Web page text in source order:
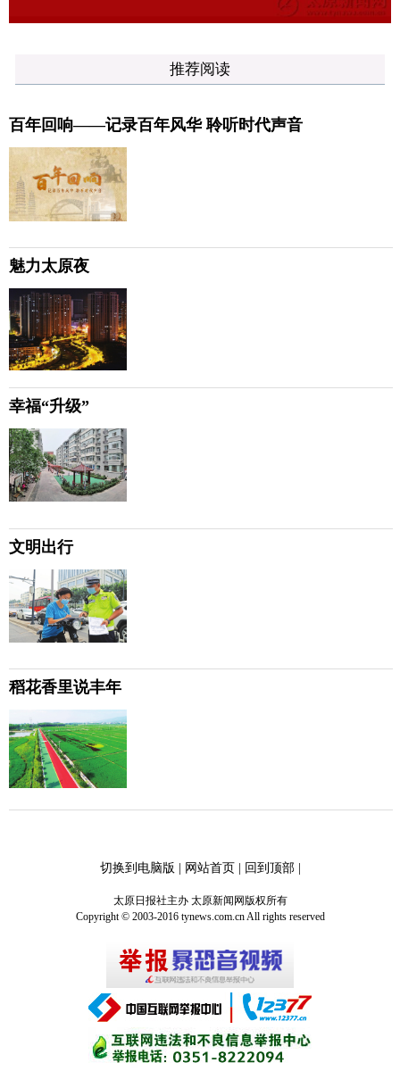
推荐阅读
百年回响——记录百年风华 聆听时代声音
魅力太原夜
幸福“升级”
文明出行
稻花香里说丰年
切换到电脑版 网站首页 回到顶部|
太原日报社主办 太原新闻网版权所有
Copyright © 2003-2016 tynews.com.cn All rights reserved